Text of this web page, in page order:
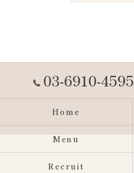
03-6910-4595
Home
Menu
Recruit